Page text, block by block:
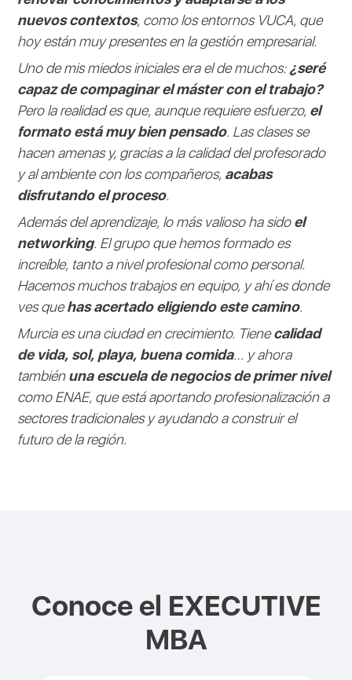
nuevos contextos, como los entornos VUCA, que
hoy están muy presentes en la gestión empresarial.
Uno de mis miedos iniciales era el de muchos:¿seré
capaz de compaginar el máster con el trabajo?
Pero la realidad es que, aunque requiere esfuerzo, el
formato está muy bien pensado. Las clases se
hacen amenas y, gracias a la calidad del profesorado
y al ambiente con los compañeros, acabas
disfrutando el proceso.
Además del aprendizaje, lo más valioso ha sidoel
networking. El grupo que hemos formado es
increíble, tanto a nivel profesional como personal.
Hacemos muchos trabajos en equipo, y ahí es donde
ves quehas acertado eligiendo este camino.
Murcia es una ciudad en crecimiento. Tienecalidad
de vida, sol, playa, buena comida… y ahora
tambiénuna escuela de negocios de primer nivel
como ENAE, que está aportando profesionalización a
sectores tradicionales y ayudando a construir el
futuro de la región.
Conoce el EXECUTIVE
MBA